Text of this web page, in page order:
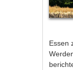
Essen